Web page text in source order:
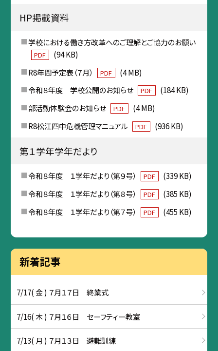
HP掲載資料
学校における働き方改革へのご理解とご協力のお願い
PDF
(94 KB)
R8年間予定表（７月）
PDF
(4 MB)
令和８年度 学校公開のお知らせ
PDF
(184 KB)
部活動体験会のお知らせ
PDF
(4 MB)
R8松江四中危機管理マニュアル
PDF (936 KB)
第１学年学年だより
令和８年度 １学年だより（第９号） PDF
(339 KB)
令和８年度 １学年だより（第８号）
PDF
(385 KB)
令和８年度 １学年だより（第７号）
PDF (455 KB)
新着記事
7/17( 金 ) ７月１７日 終業式
7/16( 木 ) ７月１６日 セーフティー教室
7/13( 月 ) ７月１３日 避難訓練